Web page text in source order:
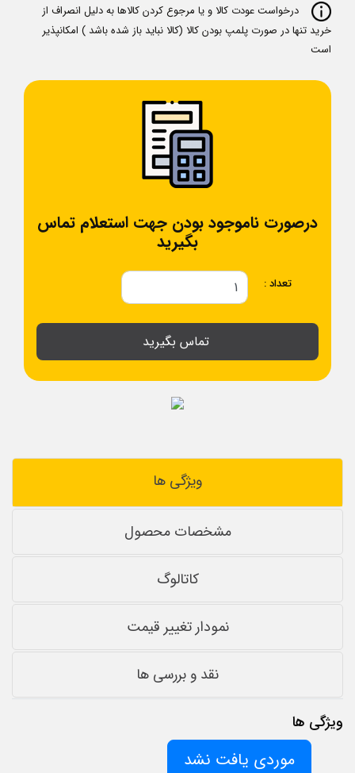
درخواست عودت کالا و یا مرجوع کردن کالاها به دلیل انصراف از
خرید تنها در صورت پلمپ بودن کالا (کالا نباید باز شده باشد ) امکانپذیر
است
درصورت ناموجود بودن جهت استعلام تماس
بگیرید
تعداد :
تماس بگیرید
ویژگی ها
مشخصات محصول
کاتالوگ
نمودار تغییر قیمت
نقد و بررسی ها
ویژگی ها
موردی یافت نشد